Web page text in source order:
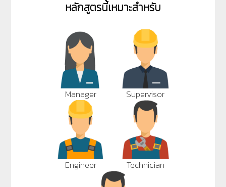
หลักสูตรนี้เหมาะสำหรับ
Manager Supervisor
Engineer Technician